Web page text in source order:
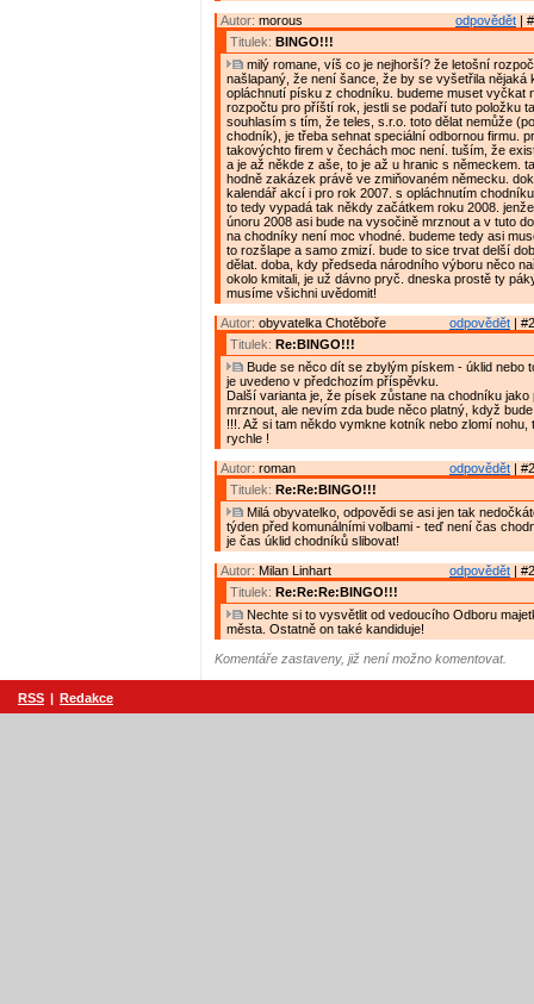
odpovědět |
Autor: morous
Titulek: BINGO!!!
milý romane, víš co je nejhorší? že letošní
našlapaný, že není šance, že by se vyšetřila nějaká
opláchnutí písku z chodníku. budeme muset vyčkat
rozpočtu pro příští rok, jestli se podaří tuto položku
souhlasím s tím, že teles, s.r.o. toto dělat nemůže
chodník), je třeba sehnat speciální odbornou firmu.
takovýchto firem v čechách moc není. tuším, že
a je až někde z aše, to je až u hranic s německem.
hodně zakázek právě ve zmiňovaném německu.
kalendář akcí i pro rok 2007. s opláchnutím
to tedy vypadá tak někdy začátkem roku 2008.
únoru 2008 asi bude na vysočině mrznout a v tuto
na chodníky není moc vhodné. budeme tedy asi
to rozšlape a samo zmizí. bude to sice trvat delší
dělat. doba, kdy předseda národního výboru něco
okolo kmitali, je už dávno pryč. dneska prostě ty
musíme všichni uvědomit!
odpovědět |
Autor: obyvatelka Chotěboře
Titulek: Re:BINGO!!!
Bude se něco dít se zbylým pískem - úklid nebo
je uvedeno v předchozím příspěvku.
Další varianta je, že písek zůstane na chodníku jako
mrznout, ale nevím zda bude něco platný, když
!!!. Až si tam někdo vymkne kotník nebo zlomí nohu,
rychle !
odpovědět |
Autor: roman
Titulek: Re:Re:BINGO!!!
Milá obyvatelko, odpovědi se asi jen tak
týden před komunálními volbami - teď není čas
je čas úklid chodníků slibovat!
odpovědět |
Autor: Milan Linhart
Titulek: Re:Re:Re:BINGO!!!
Nechte si to vysvětlit od vedoucího Odboru
města. Ostatně on také kandiduje!
Komentáře zastaveny, již není možno komentovat.
RSS | Redakce